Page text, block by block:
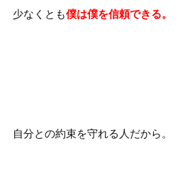
少なくとも僕は僕を信頼できる。
自分との約束を守れる人だから。